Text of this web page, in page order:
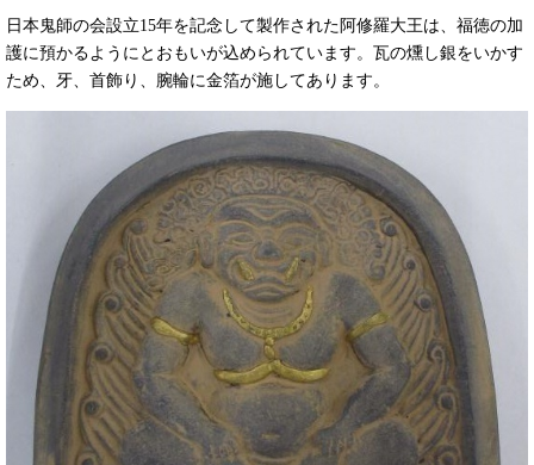
日本鬼師の会設立15年を記念して製作された阿修羅大王は、福徳の加
護に預かるようにとおもいが込められています。瓦の燻し銀をいかす
ため、牙、首飾り、腕輪に金箔が施してあります。